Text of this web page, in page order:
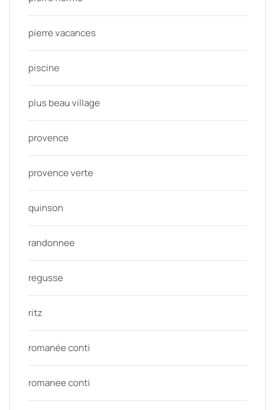
pierre vacances
piscine
plus beau village
provence
provence verte
quinson
randonnee
regusse
ritz
romanée conti
romanee conti